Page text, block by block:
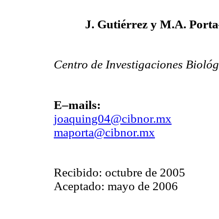
J. Gutiérrez y M.A.
Centro de Investigaciones
E–mails:
joaquing04@cibnor.mx
maporta@cibnor.mx
Recibido: octubre de 2005
Aceptado: mayo de 2006